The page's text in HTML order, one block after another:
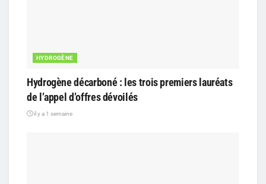
HYDROGÈNE
Hydrogène décarboné : les trois premiers lauréats
de l’appel d’offres dévoilés
il y a 1 semaine